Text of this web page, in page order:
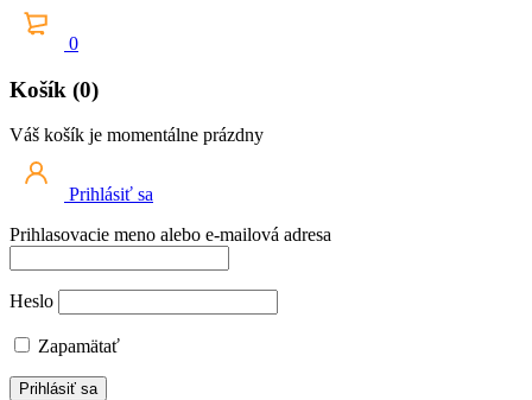
0
Košík (0)
Váš košík je momentálne prázdny
Prihlásiť sa
Prihlasovacie meno alebo e-mailová adresa
Heslo
Zapamätať